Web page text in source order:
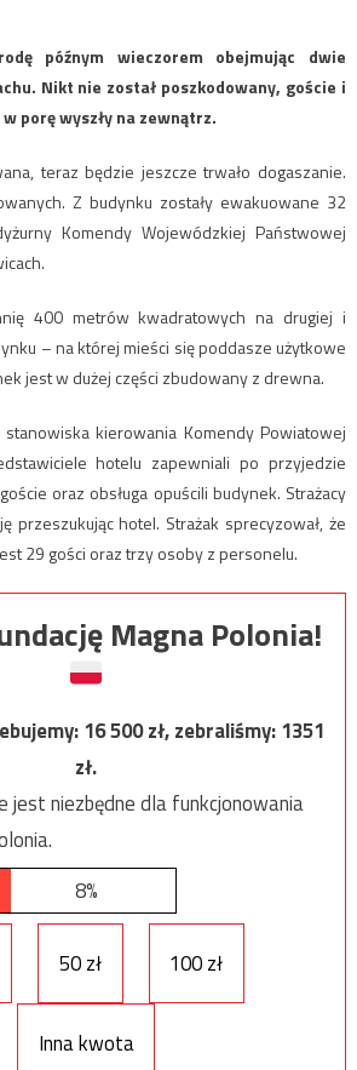
późnym wieczorem obejmując dwie
Nikt nie został poszkodowany, goście i
porę wyszły na zewnątrz.
teraz będzie jeszcze trwało dogaszanie.
Z budynku zostały ewakuowane 32
Komendy Wojewódzkiej Państwowej
400 metrów kwadratowych na drugiej i
– na której mieści się poddasze użytkowe
jest w dużej części zbudowany z drewna.
stanowiska kierowania Komendy Powiatowej
hotelu zapewniali po przyjedzie
oraz obsługa opuścili budynek. Strażacy
przeszukując hotel. Strażak sprecyzował, że
29 gości oraz trzy osoby z personelu.
Magna Polonia!
16 500zł, zebraliśmy:1351
zł.
jest niezbędne dla funkcjonowania
8%
50 zł 100 zł
Inna kwota